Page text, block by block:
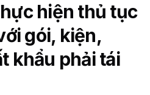
hiện thủ tục
gói, kiện,
khẩu phải tái